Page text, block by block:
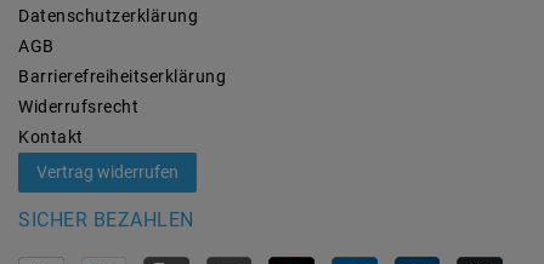
Daten­schutz­erklärung
AGB
Barrierefreiheitserklärung
Widerrufs­recht
Kontakt
Vertrag widerrufen
SICHER BEZAHLEN